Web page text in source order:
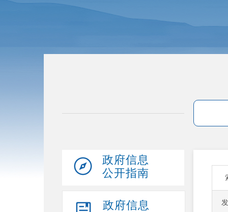
政府信息
公开指南
政府信息